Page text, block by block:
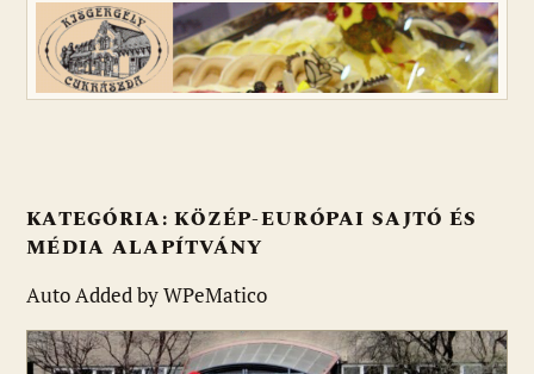
KATEGÓRIA:KÖZÉP-EURÓPAI SAJTÓ ÉS
MÉDIA ALAPÍTVÁNY
Auto Added by WPeMatico